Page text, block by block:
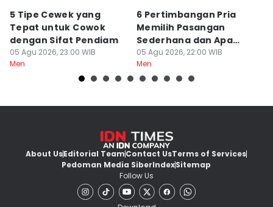
5 Tipe Cewek yang
Tepat untuk Cowok
dengan Sifat Pendiam
05 Agu 2026, 23:00 WIB
Men
6 Pertimbangan Pria
Memilih Pasangan
Sederhana dan Apa
Adanya
05 Agu 2026, 22:00 WIB
Men
About UsEditorial TeamContact UsTerms of Services
Pedoman Media SiberIndexSitemap
Follow Us